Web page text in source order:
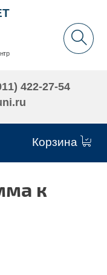
Корзина
422-27-54
к